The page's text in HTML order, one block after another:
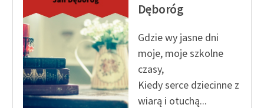
feministycznej
Ręce pełne poezji
Kolekcje edukacyjne
twórców przechodzących
do domeny publicznej,
lektur szkolnych oraz
Dęboróg
Gdzie wy jasne dni
moje, moje szkolne
czasy,
Kiedy serce dziecinne z
wiarą i otuchą...